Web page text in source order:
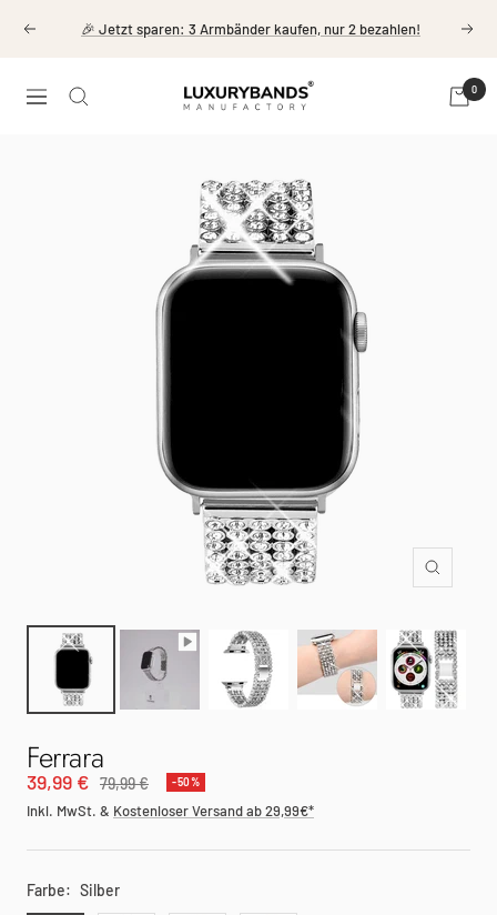
zumZurück 🎉 Jetzt sparen: 3 Armbänder kaufen, nur 2 bezahlen!
Navigation LuxuryBands 0
Zoom
Ferrara
Angebotspreis
39,99 € Regulärer
Preis
79,99 € -50%
Inkl. MwSt. & Kostenloser Versand ab 29,99€*
Farbe: Silber